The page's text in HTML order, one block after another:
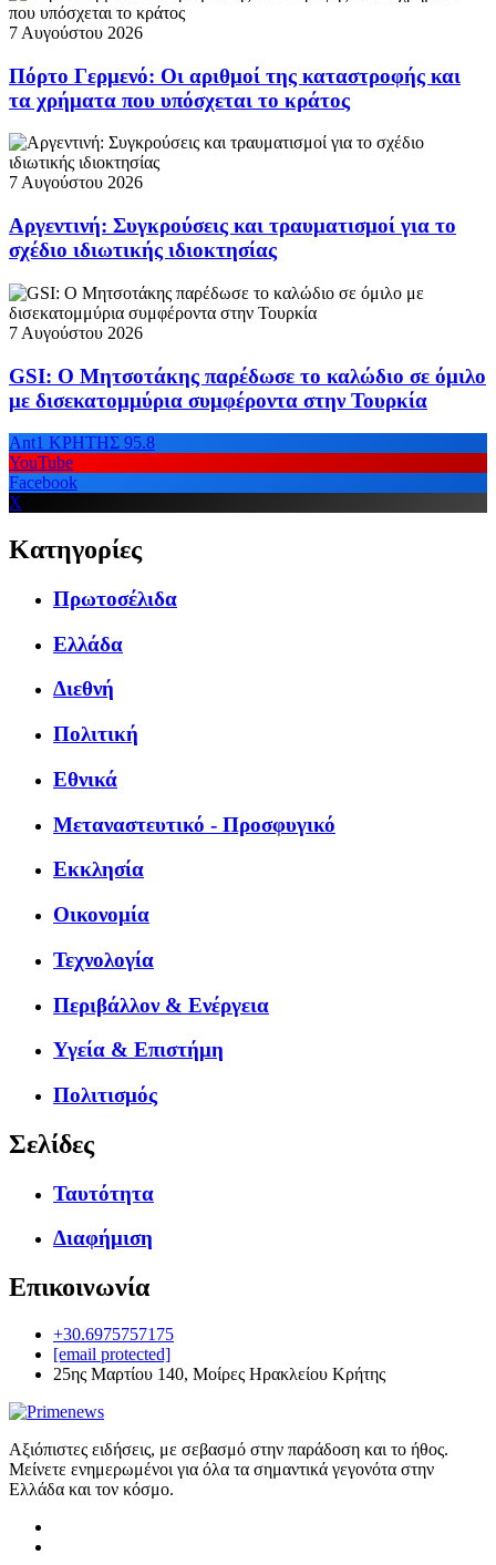
7 Αυγούστου 2026
Πόρτο Γερμενό: Οι αριθμοί της καταστροφής και
τα χρήματα που υπόσχεται το κράτος
7 Αυγούστου 2026
Αργεντινή: Συγκρούσεις και τραυματισμοί για το
σχέδιο ιδιωτικής ιδιοκτησίας
7 Αυγούστου 2026
GSI: Ο Μητσοτάκης παρέδωσε το καλώδιο σε όμιλο
με δισεκατομμύρια συμφέροντα στην Τουρκία
Ant1 ΚΡΗΤΗΣ 95.8
YouTube
Facebook
X
Κατηγορίες
Πρωτοσέλιδα
Ελλάδα
Διεθνή
Πολιτική
Εθνικά
Μεταναστευτικό - Προσφυγικό
Εκκλησία
Οικονομία
Τεχνολογία
Περιβάλλον & Ενέργεια
Υγεία & Επιστήμη
Πολιτισμός
Σελίδες
Ταυτότητα
Διαφήμιση
Επικοινωνία
+30.6975757175
[email protected]
25ης Μαρτίου 140, Μοίρες Ηρακλείου Κρήτης
Αξιόπιστες ειδήσεις, με σεβασμό στην παράδοση και το ήθος.
Μείνετε ενημερωμένοι για όλα τα σημαντικά γεγονότα στην
Ελλάδα και τον κόσμο.